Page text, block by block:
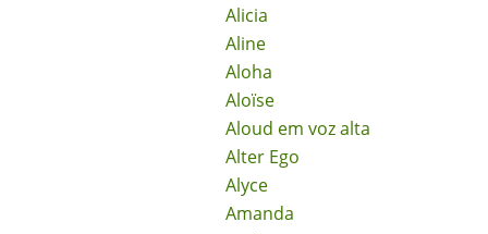
Alicia
Aline
Aloha
Aloïse
Aloud em voz alta
Alter Ego
Alyce
Amanda